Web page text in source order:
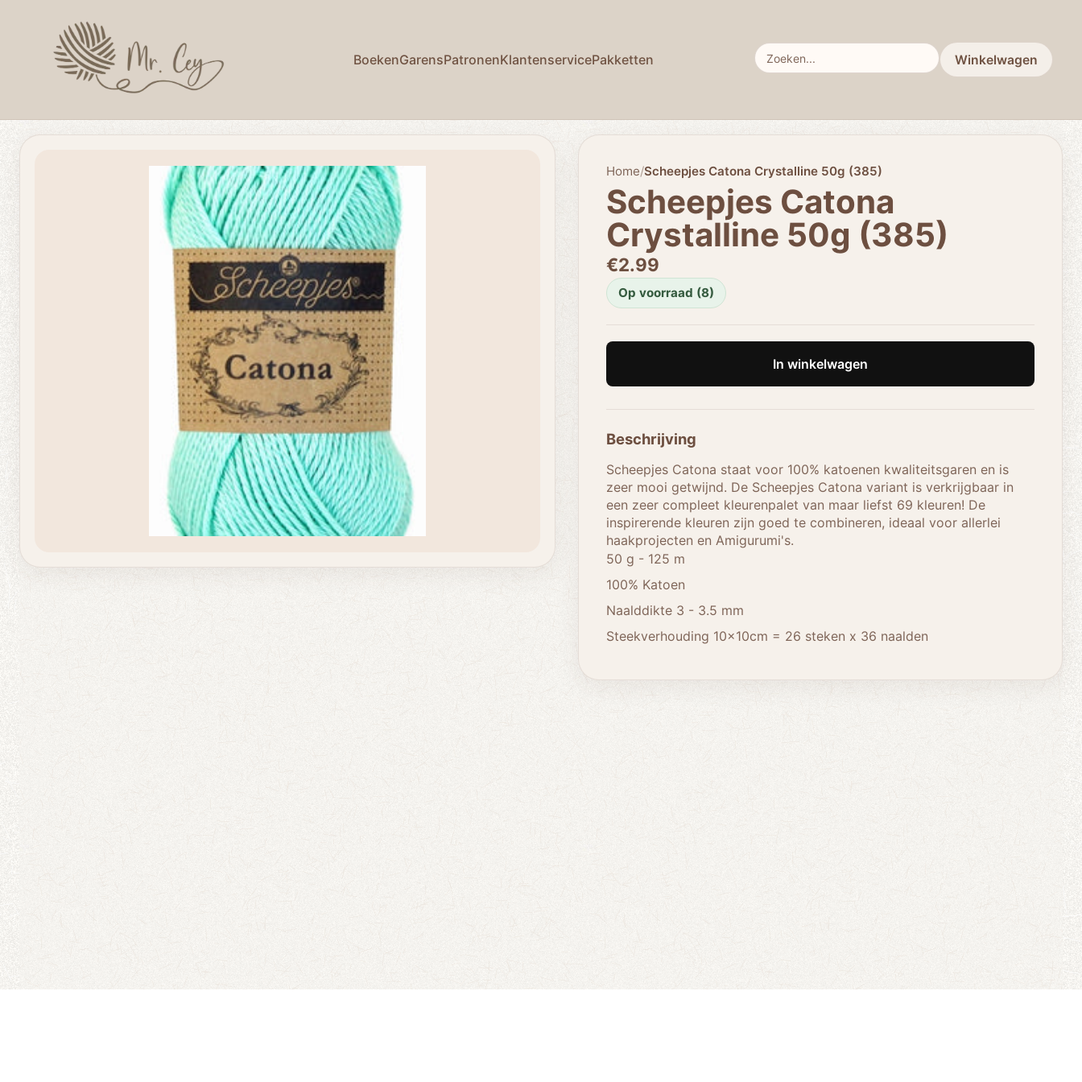
BoekenGarensPatronenKlantenservicePakketten Winkelwagen
Home/Scheepjes Catona Crystalline 50g (385)
Scheepjes Catona
Crystalline 50g (385)
€2.99
Op voorraad (8)
In winkelwagen
Beschrijving
Scheepjes Catona staat voor 100% katoenen kwaliteitsgaren en is
zeer mooi getwijnd. De Scheepjes Catona variant is verkrijgbaar in
een zeer compleet kleurenpalet van maar liefst 69 kleuren! De
inspirerende kleuren zijn goed te combineren, ideaal voor allerlei
haakprojecten en Amigurumi's.
50 g - 125 m
100% Katoen
Naalddikte 3 - 3.5 mm
Steekverhouding 10x10cm = 26 steken x 36 naalden